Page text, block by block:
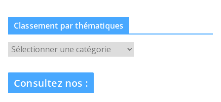
Classement par thématiques
a
Consultez nos :